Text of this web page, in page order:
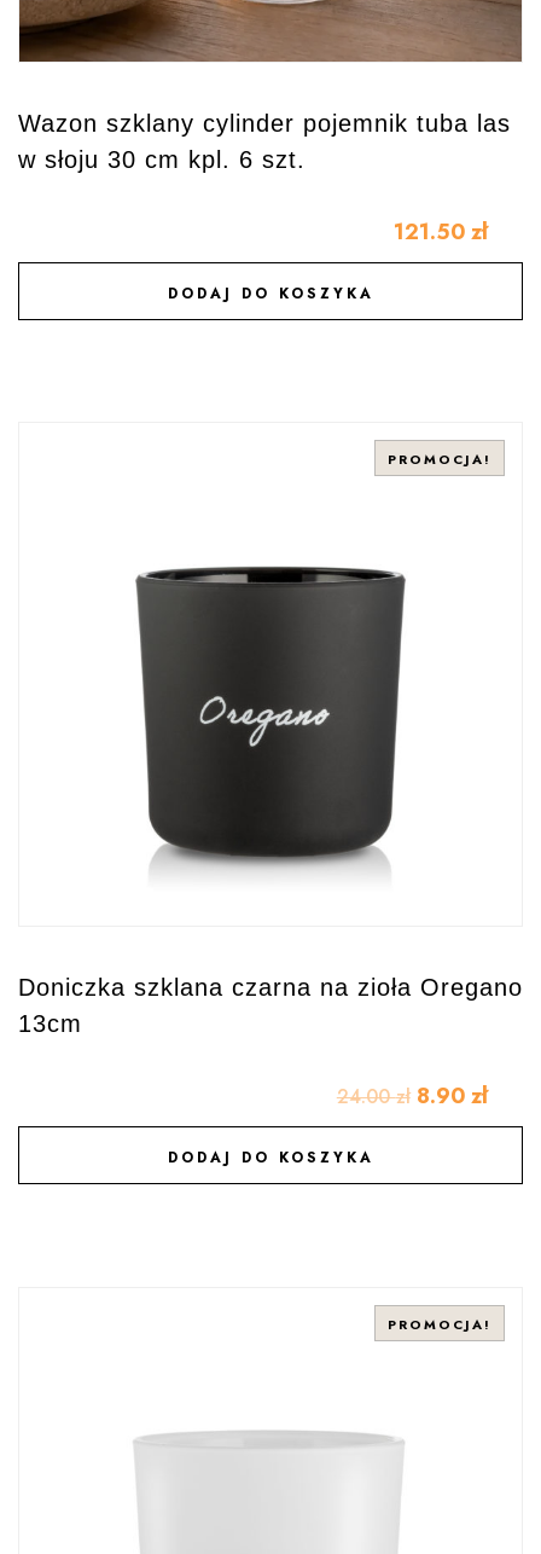
Wazon szklany cylinder pojemnik tuba las
w słoju 30 cm kpl. 6 szt.
121.50 zł
DODAJ DO KOSZYKA
DODAJ DO ULUBIONYCH
PROMOCJA!
Doniczka szklana czarna na zioła Oregano
13cm
24.00zł 8.90 zł
DODAJ DO KOSZYKA
DODAJ DO ULUBIONYCH
PROMOCJA!